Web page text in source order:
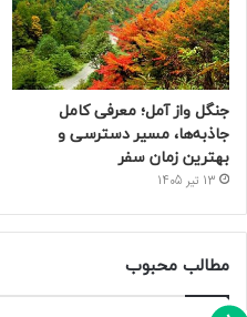
جنگل واز آمل؛ معرفی کامل
جاذبه‌ها، مسیر دسترسی و
بهترین زمان سفر
13 تیر 1405
مطالب محبوب